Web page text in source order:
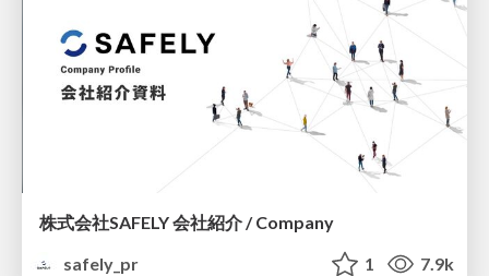
株式会社SAFELY 会社紹介 / Company
safely_pr
1 7.9k